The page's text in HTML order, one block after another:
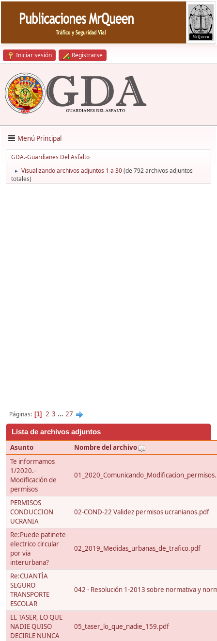
Iniciar sesión Registrarse
Menú Principal
GDA.-Guardianes Del Asfalto
► Visualizando archivos adjuntos 1 a 30(de 792 archivos adjuntos
totales)
Páginas 1 2 3 ... 27
Lista de archivos adjuntos
Asunto
Nombre del archivo
Te informamos
1/2020.-
Modificación de
permisos
PERMISOS
CONDUCCION
UCRANIA
02-COND-22 Validez permisos ucranianos.pdf
Re:Puede patinete
electrico circular
por vía
interurbana?
02_2019_Medidas_urbanas_de_trafico.pdf
Re:CUANTÍA
SEGURO
TRANSPORTE
ESCOLAR
042 - Resolución 1-2013 sobre normativa y
EL TASER, LO QUE
NADIE QUISO
DECIRLE NUNCA
05_taser_lo_que_nadie_159.pdf